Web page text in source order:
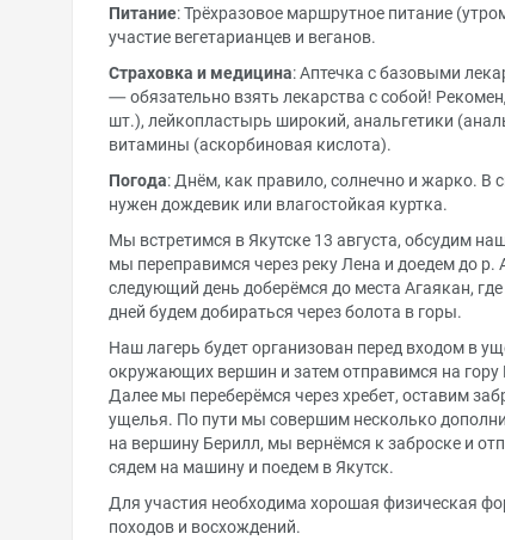
Питание: Трёхразовое маршрутное питание
участие вегетарианцев и веганов.
Страховка и медицина: Аптечка с базовыми
— обязательно взять лекарства с собой!
шт.), лейкопластырь широкий, анальгетики
витамины (аскорбиновая кислота).
Погода: Днём, как правило, солнечно и жарко. В
нужен дождевик или влагостойкая куртка.
Мы встретимся в Якутске 13 августа, обсудим
мы переправимся через реку Лена и доедем до р.
следующий день доберёмся до места Агаякан,
дней будем добираться через болота в горы.
Наш лагерь будет организован перед входом в
окружающих вершин и затем отправимся на
Далее мы переберёмся через хребет, оставим
ущелья. По пути мы совершим несколько
на вершину Берилл, мы вернёмся к заброске и
сядем на машину и поедем в Якутск.
Для участия необходима хорошая физическая
походов и восхождений.